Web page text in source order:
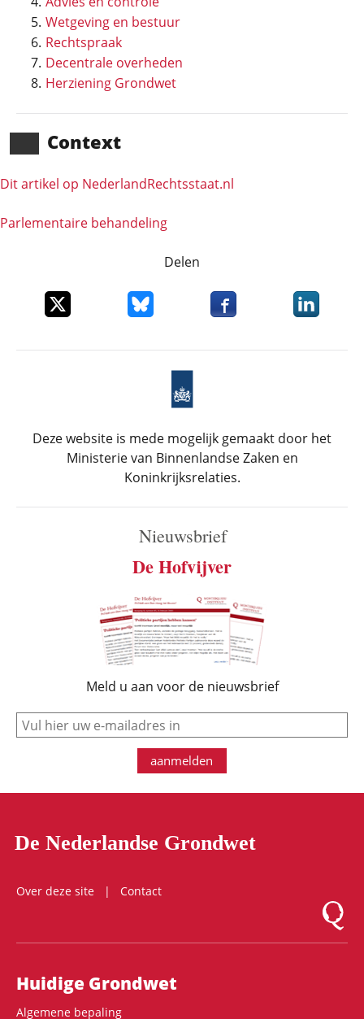
Wetgeving en bestuur
Rechtspraak
Decentrale overheden
Herziening Grondwet
Context
Dit artikel op NederlandRechts­staat.nl
Parlementaire behandeling
Delen
Deel dit item op XDeel dit item op Bluesky
Deel dit item opDeel dit
Deze website is mede mogelijk gemaakt door het
Ministerie van Binnenlandse Zaken en
Koninkrijksrelaties.
Nieuwsbrief
De Hofvijver
Meld u aan voor de nieuwsbrief
e-mail
aanmelden
De Nederlandse Grondwet
Over deze site
Contact
Logo
Hoofdnavigatie
Huidige Grondwet
Algemene bepaling